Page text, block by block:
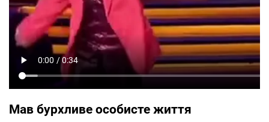
Мав бурхливе особисте життя